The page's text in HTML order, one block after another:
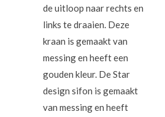
de uitloop naar rechts en
links te draaien. Deze
kraan is gemaakt van
messing en heeft een
gouden kleur. De Star
design sifon is gemaakt
van messing en heeft